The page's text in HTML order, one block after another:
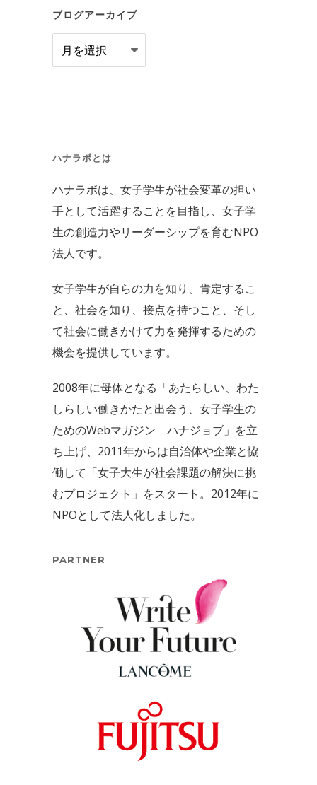
ブログアーカイブ
ロ
ブ
ハナラボとは
ハナラボは、女子学生が社会変革の担い
手として活躍することを目指し、女子学
生の創造力やリーダーシップを育むNPO
法人です。
女子学生が自らの力を知り、肯定するこ
と、社会を知り、接点を持つこと、そし
て社会に働きかけて力を発揮するための
機会を提供しています。
2008年に母体となる「あたらしい、わた
しらしい働きかたと出会う、女子学生の
ためのWebマガジン ハナジョブ」を立
ち上げ、2011年からは自治体や企業と恊
働して「女子大生が社会課題の解決に挑
むプロジェクト」をスタート。2012年に
NPOとして法人化しました。
PARTNER